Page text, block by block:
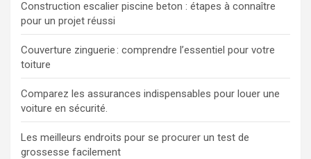
Construction escalier piscine beton : étapes à connaître
pour un projet réussi
Couverture zinguerie : comprendre l’essentiel pour votre
toiture
Comparez les assurances indispensables pour louer une
voiture en sécurité.
Les meilleurs endroits pour se procurer un test de
grossesse facilement